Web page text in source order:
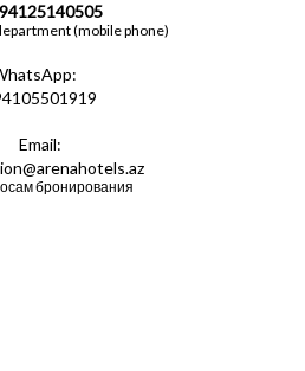
(mobile phone)
Email:
бронирования